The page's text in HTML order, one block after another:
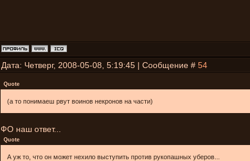
Дата: Четверг, 2008-05-08, 5:19:45 | Сообщение # 54
Quote
(а то понимаеш рвут воинов некронов на части)
ФО наш ответ...
Quote
А уж то, что он может нехило выступить против рукопашных уберов...